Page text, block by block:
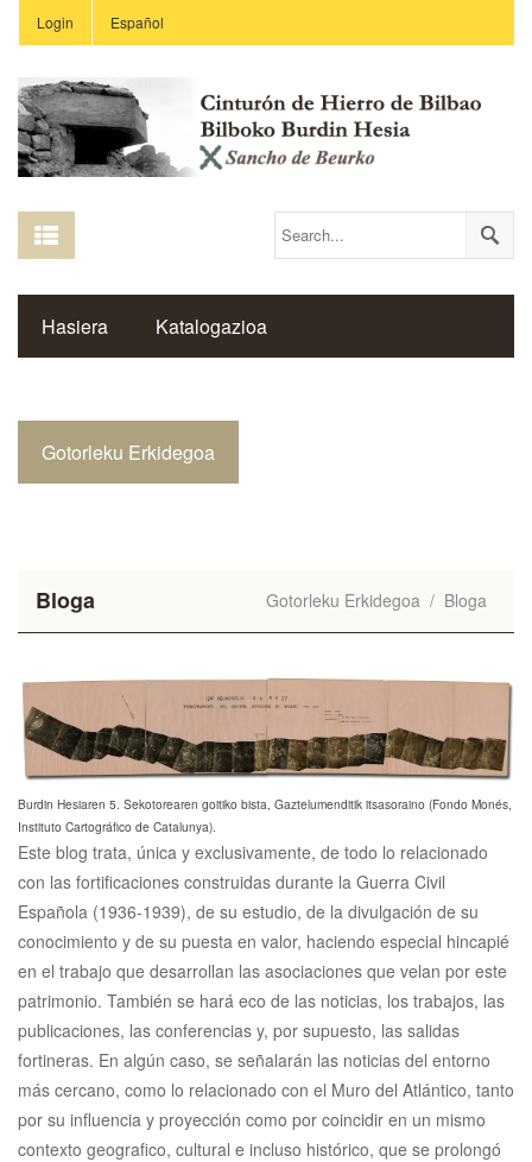
Login Español
Hasiera Katalogazioa
Gotorleku Erkidegoa
Bloga Gotorleku Erkidegoa / Bloga
Burdin Hesiaren 5. Sekotorearen goitiko bista, Gaztelumenditik itsasoraino (Fondo Monés,
Instituto Cartográfico de Catalunya).
Este blog trata, única y exclusivamente, de todo lo relacionado
con las fortificaciones construidas durante la Guerra Civil
Española (1936-1939), de su estudio, de la divulgación de su
conocimiento y de su puesta en valor, haciendo especial hincapié
en el trabajo que desarrollan las asociaciones que velan por este
patrimonio. También se hará eco de las noticias, los trabajos, las
publicaciones, las conferencias y, por supuesto, las salidas
fortineras. En algún caso, se señalarán las noticias del entorno
más cercano, como lo relacionado con el Muro del Atlántico, tanto
por su influencia y proyección como por coincidir en un mismo
contexto geografico, cultural e incluso histórico, que se prolongó